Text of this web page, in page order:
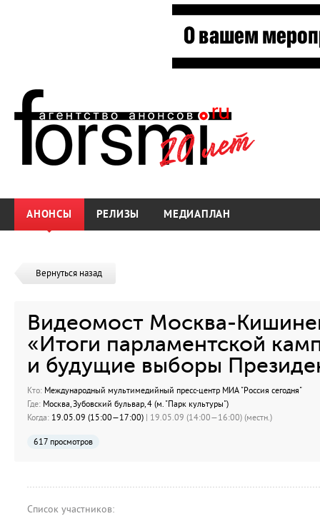
АНОНСЫ РЕЛИЗЫ МЕДИАПЛАН
Вернуться назад
Видеомост Москва-
«Итоги парламентской
и будущие выборы
Кто: Международный мультимедийный пресс-центр МИА "Россия сегодня"
Где: Москва, Зубовский бульвар, 4 (м. "Парк культуры")
Когда: 19.05.09 (15:00—17:00) | 19.05.09 (14:00—16:00) (местн.)
617 просмотров
Список участников: